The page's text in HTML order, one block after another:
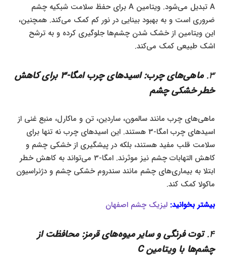
A تبدیل می‌شود. ویتامین A برای حفظ سلامت شبکیه چشم
ضروری است و به بهبود بینایی در نور کم کمک می‌کند. همچنین،
این ویتامین از خشک شدن چشم‌ها جلوگیری کرده و به ترشح
اشک طبیعی کمک می‌کند.
3.
ماهی‌های چرب: اسیدهای چرب امگا-3 برای کاهش
خطر خشکی چشم
ماهی‌های چرب مانند سالمون، ساردین، تن و ماکارل، منبع غنی از
اسیدهای چرب امگا-3 هستند. این اسیدهای چرب نه تنها برای
سلامت قلب مفید هستند، بلکه در پیشگیری از خشکی چشم و
کاهش التهابات چشم نیز موثرند. امگا-3 می‌تواند به کاهش خطر
ابتلا به بیماری‌های چشم مانند سندروم خشکی چشم و دژنراسیون
ماکولا کمک کند.
بیشتر بخوانید: لیزیک چشم اصفهان
4. توت فرنگی و سایر میوه‌های قرمز: محافظت از
چشم‌ها با ویتامین C